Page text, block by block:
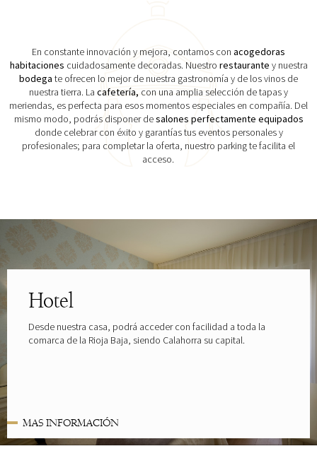
En constante innovación y mejora, contamos con acogedoras
habitaciones cuidadosamente decoradas. Nuestro restaurante y nuestra
bodega te ofrecen lo mejor de nuestra gastronomía y de los vinos de
nuestra tierra. La cafetería, con una amplia selección de tapas y
meriendas, es perfecta para esos momentos especiales en compañía. Del
mismo modo, podrás disponer desalones perfectamente equipados
donde celebrar con éxito y garantías tus eventos personales y
profesionales; para completar la oferta, nuestro parking te facilita el
acceso.
Hotel
Desde nuestra casa, podrá acceder con facilidad a toda la
comarca de la Rioja Baja, siendo Calahorra su capital.
MAS INFORMACIÓN